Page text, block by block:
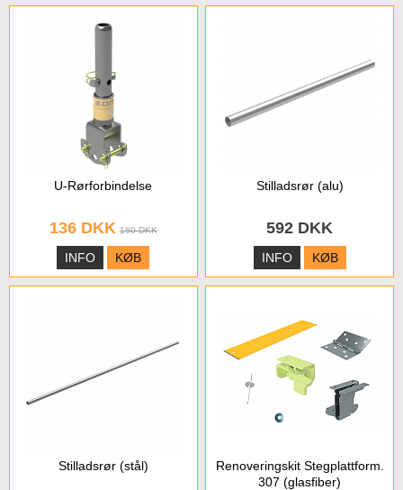
U-Rørforbindelse
136 DKK 160 DKK
INFO KØB
Stilladsrør (alu)
592 DKK
INFO KØB
Stilladsrør (stål)
Renoveringskit Stegplattform.
307 (glasfiber)